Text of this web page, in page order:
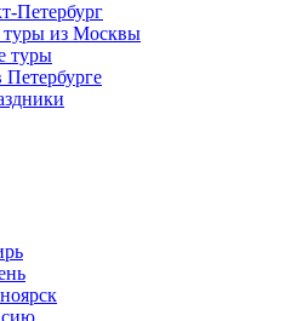
Петербург
туры из Москвы
туры